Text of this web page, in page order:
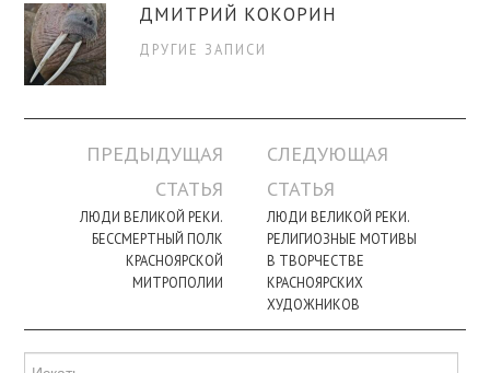
ДМИТРИЙ КОКОРИН
ДРУГИЕ ЗАПИСИ
Навигация
записи
ПРЕДЫДУЩАЯ
СТАТЬЯ
ЛЮДИ ВЕЛИКОЙ РЕКИ.
БЕССМЕРТНЫЙ ПОЛК
КРАСНОЯРСКОЙ
МИТРОПОЛИИ
СЛЕДУЮЩАЯ
СТАТЬЯ
ЛЮДИ ВЕЛИКОЙ РЕКИ.
РЕЛИГИОЗНЫЕ МОТИВЫ
В ТВОРЧЕСТВЕ
КРАСНОЯРСКИХ
ХУДОЖНИКОВ